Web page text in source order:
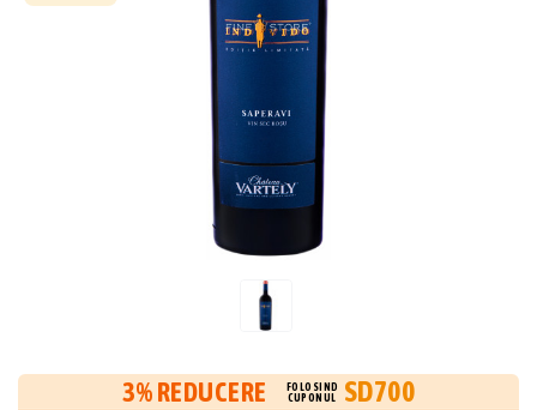
3% REDUCERE
FOLOSIND
CUPONUL
SD700